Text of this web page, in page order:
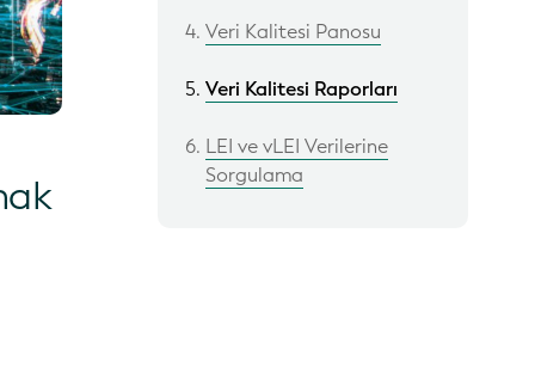
Veri Kalitesi Panosu
Veri Kalitesi Raporları
LEI ve vLEI Verilerine
Sorgulama